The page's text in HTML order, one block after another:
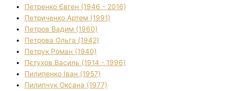
Петренко Євген (1946 - 2016)
Петриченко Артем (1991)
Петров Вадим (1960)
Петрова Ольга (1942)
Петрук Роман (1940)
Пєтухов Василь (1914 - 1996)
Пилипенко Іван (1957)
Пилипчук Оксана (1977)